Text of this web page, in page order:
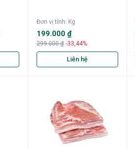
Đơn vị tính: Kg
199.000 ₫
299.000 ₫ -33,44%
Liên hệ